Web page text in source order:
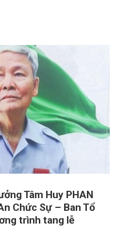
Tâm Huy PHAN
Chức Sự – Ban Tổ
trình tang lễ